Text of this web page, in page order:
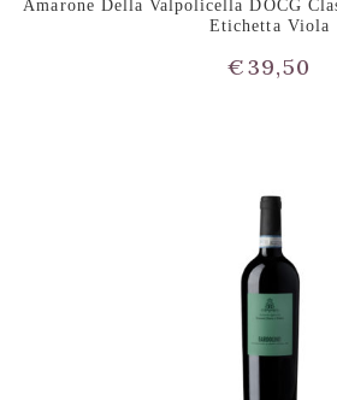
Amarone Della Valpolicella DOCG
Etichetta Viola
€39,50